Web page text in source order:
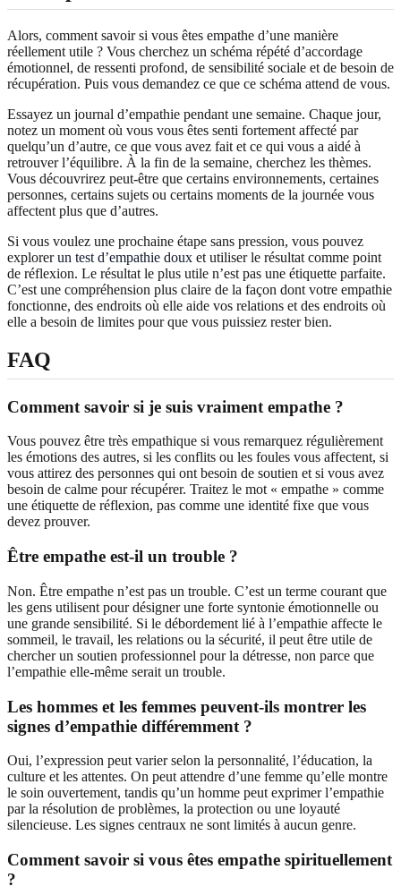
Alors, comment savoir si vous êtes empathe d’une manière
réellement utile ? Vous cherchez un schéma répété d’accordage
émotionnel, de ressenti profond, de sensibilité sociale et de besoin de
récupération. Puis vous demandez ce que ce schéma attend de vous.
Essayez un journal d’empathie pendant une semaine. Chaque jour,
notez un moment où vous vous êtes senti fortement affecté par
quelqu’un d’autre, ce que vous avez fait et ce qui vous a aidé à
retrouver l’équilibre. À la fin de la semaine, cherchez les thèmes.
Vous découvrirez peut-être que certains environnements, certaines
personnes, certains sujets ou certains moments de la journée vous
affectent plus que d’autres.
Si vous voulez une prochaine étape sans pression, vous pouvez
explorerun test d’empathie doux et utiliser le résultat comme point
de réflexion. Le résultat le plus utile n’est pas une étiquette parfaite.
C’est une compréhension plus claire de la façon dont votre empathie
fonctionne, des endroits où elle aide vos relations et des endroits où
elle a besoin de limites pour que vous puissiez rester bien.
FAQ
Comment savoir si je suis vraiment empathe ?
Vous pouvez être très empathique si vous remarquez régulièrement
les émotions des autres, si les conflits ou les foules vous affectent, si
vous attirez des personnes qui ont besoin de soutien et si vous avez
besoin de calme pour récupérer. Traitez le mot « empathe » comme
une étiquette de réflexion, pas comme une identité fixe que vous
devez prouver.
Être empathe est-il un trouble ?
Non. Être empathe n’est pas un trouble. C’est un terme courant que
les gens utilisent pour désigner une forte syntonie émotionnelle ou
une grande sensibilité. Si le débordement lié à l’empathie affecte le
sommeil, le travail, les relations ou la sécurité, il peut être utile de
chercher un soutien professionnel pour la détresse, non parce que
l’empathie elle-même serait un trouble.
Les hommes et les femmes peuvent-ils montrer les
signes d’empathie différemment ?
Oui, l’expression peut varier selon la personnalité, l’éducation, la
culture et les attentes. On peut attendre d’une femme qu’elle montre
le soin ouvertement, tandis qu’un homme peut exprimer l’empathie
par la résolution de problèmes, la protection ou une loyauté
silencieuse. Les signes centraux ne sont limités à aucun genre.
Comment savoir si vous êtes empathe spirituellement
?